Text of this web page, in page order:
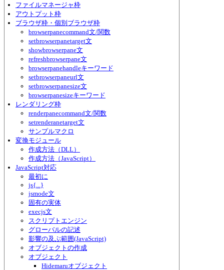
ファイルマネージャ枠
アウトプット枠
ブラウザ枠・個別ブラウザ枠
browserpanecommand文/関数
setbrowserpanetarget文
showbrowserpane文
refreshbrowserpane文
browserpanehandleキーワード
setbrowserpaneurl文
setbrowserpanesize文
browserpanesizeキーワード
レンダリング枠
renderpanecommand文/関数
setrenderanetarget文
サンプルマクロ
変換モジュール
作成方法（DLL）
作成方法（JavaScript）
JavaScript対応
最初に
js{...}
jsmode文
固有の実体
execjs文
スクリプトエンジン
グローバルの記述
影響の及ぶ範囲(JavaScript)
オブジェクトの作成
オブジェクト
Hidemaruオブジェクト